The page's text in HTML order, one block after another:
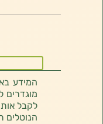
המידע
מוגדרים
לקבל
הנוטלים